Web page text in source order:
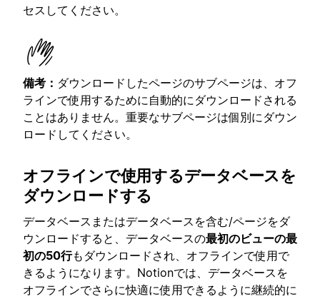
セスしてください。
備考： ダウンロードしたページのサブページは、オフ
ラインで使用するために自動的にダウンロードされる
ことはありません。重要なサブページは個別にダウン
ロードしてください。
オフラインで使用するデータベースを
ダウンロードする
データベースまたはデータベースを含む/ページをダ
ウンロードすると、データベースの最初のビューの最
初の50行もダウンロードされ、オフラインで使用で
きるようになります。Notionでは、データベースを
オフラインでさらに快適に使用できるように継続的に